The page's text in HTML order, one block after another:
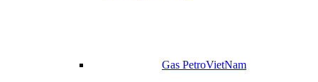
Gas PetroVietNam